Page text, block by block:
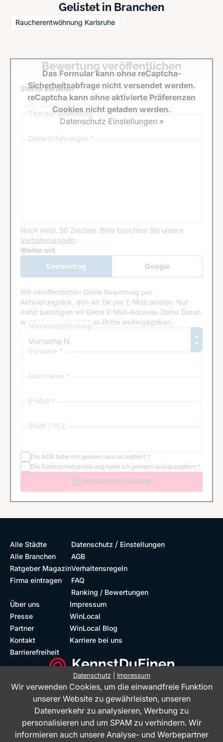
Gelistet in Branchen
Raucherentwöhnung Karlsruhe
Bewertung veröffentlichen
Sterne verteilen *
Titel der Bewertung
Deine Erfahrungen *
Noch mind. 50 Zeichen. Bitte beachten Sie unsere
Verhaltensregeln.
Google Recaptcha
Weiter mit
Gasteintrag
Google
Anmeldung
Wir veröffentlichen Deine Bewertung per
Aktivierungslink, den wir Dir per E-Mail senden. Nur
dafür benötigen wir Deine E-Mail-Adresse. Deine Daten
werden von uns nicht an Dritte weitergegeben.
Namensdarstellung
Vorname *
Nachname *
E-Mail *
Stadt / PLZ
Die AGB habe ich gelesen und akzeptiert *
Die Datenschutzerklärung habe ich gelesen und akzeptiert *
BEWERTUNG ABGEBEN
Das Formular kann ohne reCaptcha-
Sicherheitsabfrage nicht versendet werden.
reCaptcha kann ohne aktivierte Präferenzen
Cookies nicht geladen werden.
Datenschutz Einstellungen »
Alle Städte
Alle Branchen
Ratgeber Magazin
Firma eintragen
Datenschutz / Einstellungen
AGB
Verhaltensregeln
FAQ
Ranking / Bewertungen
Über uns
Presse
Partner
Kontakt
Barrierefreiheit
Impressum
WinLocal
WinLocal Blog
Karriere bei uns
Datenschutz| Impressum
Wir verwenden Cookies, um die einwandfreie Funktion
unserer Website zu gewährleisten, unseren
Datenverkehr zu analysieren, Werbung zu
personalisieren und um SPAM zu verhindern. Wir
informieren auch unsere Analyse- und Werbepartner